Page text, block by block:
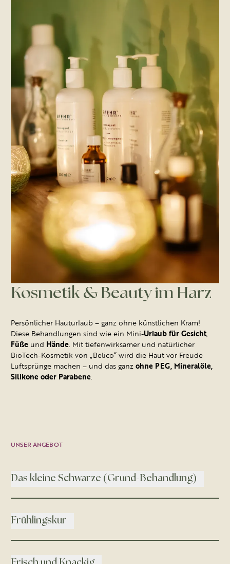
Kosmetik & Beauty im Harz
Persönlicher Hauturlaub – ganz ohne künstlichen Kram!
Diese Behandlungen sind wie ein Mini-Urlaub für Gesicht,
Füße und Hände. Mit tiefenwirksamer und natürlicher
BioTech-Kosmetik von „Belico“ wird die Haut vor Freude
Luftsprünge machen – und das ganz ohne PEG, Mineralöle,
Silikone oder Parabene.
UNSER ANGEBOT
Das kleine Schwarze (Grund-Behandlung)
Frühlingskur